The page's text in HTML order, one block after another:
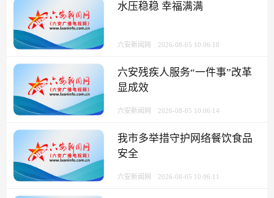
水压稳稳 幸福满满
六安新闻网 2026-08-05 10:06:18
六安残疾人服务“一件事”改革
显成效
六安新闻网 2026-08-05 10:06:14
我市多举措守护网络餐饮食品
安全
六安新闻网 2026-08-05 10:06:11